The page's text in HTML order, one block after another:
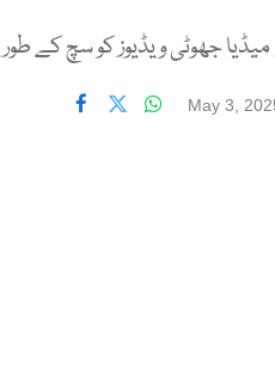
میڈیا جھوٹی ویڈیوز کو سچ کے
May 3,